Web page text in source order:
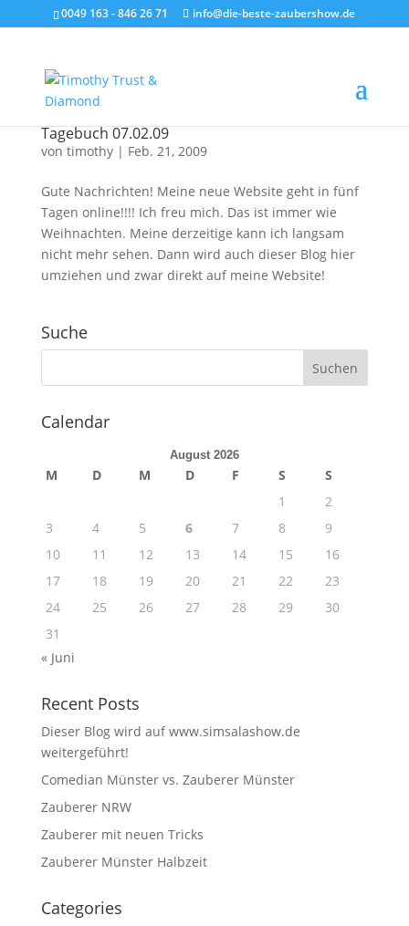
0049 163 - 846 26 71 info@die-beste-zaubershow.de
Tagebuch 07.02.09
von timothy| Feb. 21, 2009
Gute Nachrichten! Meine neue Website geht in fünf
Tagen online!!!! Ich freu mich. Das ist immer wie
Weihnachten. Meine derzeitige kann ich langsam
nicht mehr sehen. Dann wird auch dieser Blog hier
umziehen und zwar direkt auf meine Website!
Suche
Calendar
August 2026
M D M D F S
S
1
2
3
4 5 6 7 8
9
10
11 12 13 14 15
16
17
18 19 20 21 22
23
24
25 26 27 28 29
30
31
« Juni
Recent Posts
Dieser Blog wird auf www.simsalashow.de
weitergeführt!
Comedian Münster vs. Zauberer Münster
Zauberer NRW
Zauberer mit neuen Tricks
Zauberer Münster Halbzeit
Categories